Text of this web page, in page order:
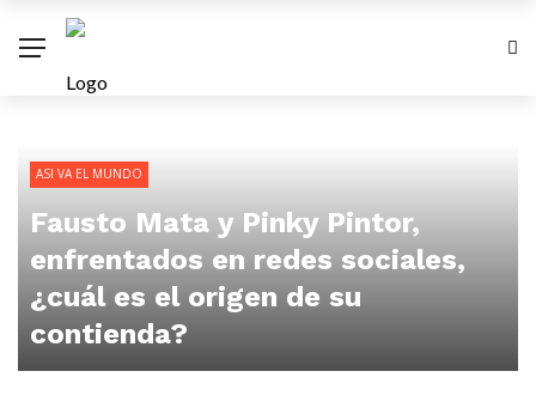
ASI VA EL MUNDO
Fausto Mata y Pinky Pintor,
enfrentados en redes sociales,
¿cuál es el origen de su
contienda?